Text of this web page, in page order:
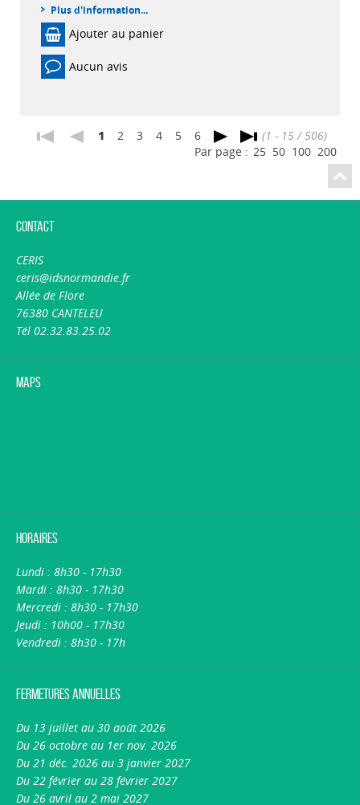
Plus d'information...
Ajouter au panier
Aucun avis
1 2 3 4 5 6
(1 - 15 / 506)
Par page : 25 50 100 200
Contact
CERIS
ceris@idsnormandie.fr
Allée de Flore
76380 CANTELEU
Tél 02.32.83.25.02
Maps
Horaires
Lundi : 8h30 - 17h30
Mardi : 8h30 - 17h30
Mercredi : 8h30 - 17h30
Jeudi : 10h00 - 17h30
Vendredi : 8h30 - 17h
Fermetures annuelles
Du 13 juillet au 30 août 2026
Du 26 octobre au 1er nov. 2026
Du 21 déc. 2026 au 3 janvier 2027
Du 22 février au 28 février 2027
Du 26 avril au 2 mai 2027